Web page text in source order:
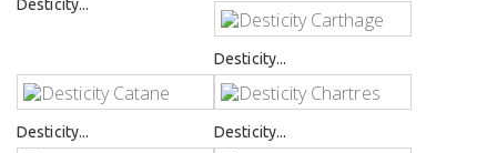
Desticity...
Desticity...
Desticity... Desticity...